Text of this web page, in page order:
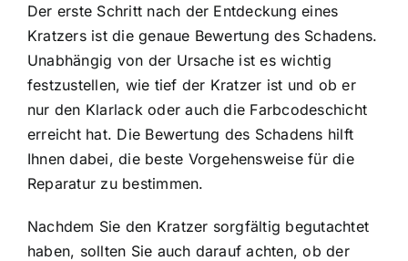
Der erste Schritt nach der Entdeckung eines
Kratzers ist die genaue Bewertung des Schadens.
Unabhängig von der Ursache ist es wichtig
festzustellen, wie tief der Kratzer ist und ob er
nur den Klarlack oder auch die Farbcodeschicht
erreicht hat. Die Bewertung des Schadens hilft
Ihnen dabei, die beste Vorgehensweise für die
Reparatur zu bestimmen.
Nachdem Sie den Kratzer sorgfältig begutachtet
haben, sollten Sie auch darauf achten, ob der